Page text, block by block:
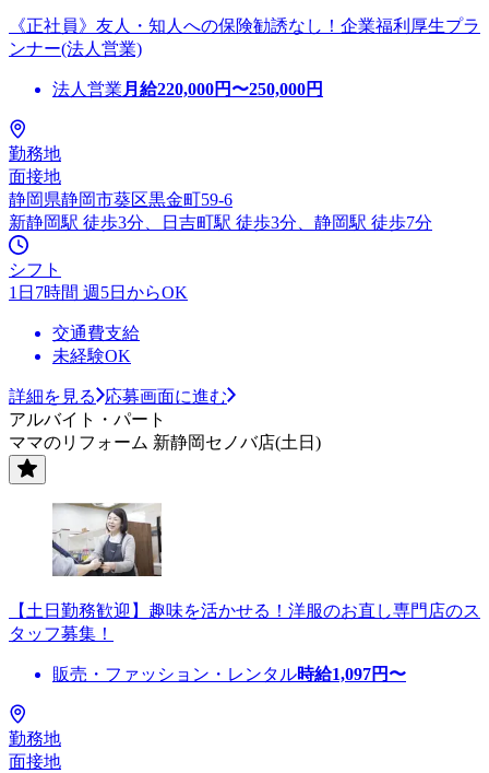
《正社員》友人・知人への保険勧誘なし！企業福利厚生プラ
ンナー(法人営業)
法人営業 月給220,000円〜250,000円
勤務地
面接地
静岡県静岡市葵区黒金町59-6
新静岡駅 徒歩3分、日吉町駅 徒歩3分、静岡駅 徒歩7分
シフト
1日7時間 週5日からOK
交通費支給
未経験OK
詳細を見る
応募画面に進む
アルバイト・パート
ママのリフォーム 新静岡セノバ店(土日)
【土日勤務歓迎】趣味を活かせる！洋服のお直し専門店のス
タッフ募集！
販売・ファッション・レンタル時給1,097円〜
勤務地
面接地